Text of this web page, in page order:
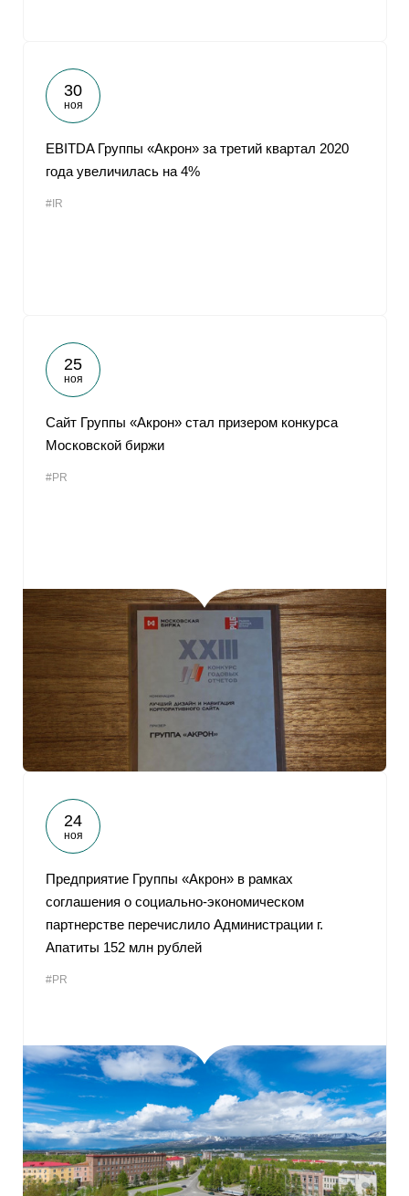
30
ноя
EBITDA Группы «Акрон» за третий квартал 2020
года увеличилась на 4%
#IR
25
ноя
Сайт Группы «Акрон» стал призером конкурса
Московской биржи
#PR
24
ноя
Предприятие Группы «Акрон» в рамках
соглашения о социально-экономическом
партнерстве перечислило Администрации г.
Апатиты 152 млн рублей
#PR